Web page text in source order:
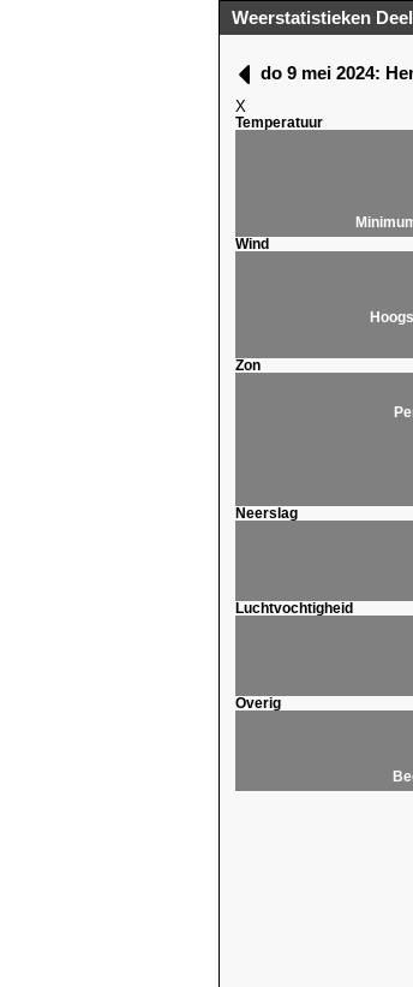
Weerstatistieken
do 9 mei 2024:
X
Temperatuur
Wind
Zon
Neerslag
Luchtvochtigheid
Overig